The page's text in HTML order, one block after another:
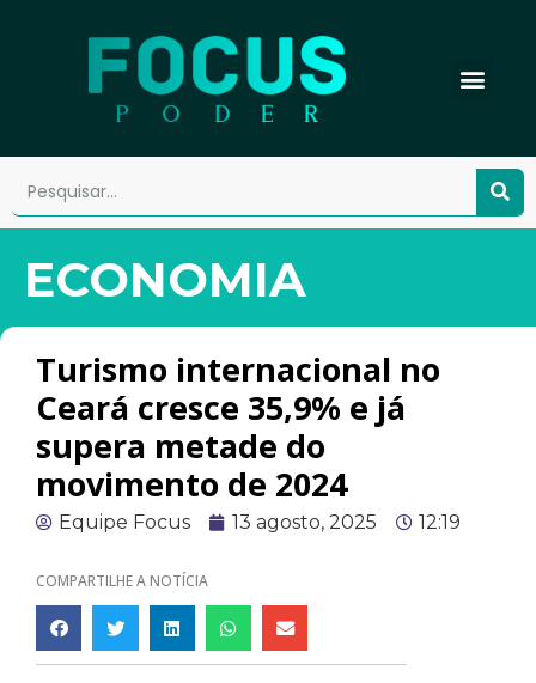
ECONOMIA
Turismo internacional no
Ceará cresce 35,9% e já
supera metade do
movimento de 2024
Equipe Focus 13 agosto, 2025 12:19
COMPARTILHE A NOTÍCIA